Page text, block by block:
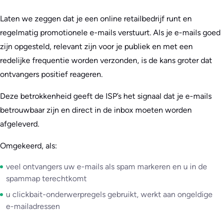
Laten we zeggen dat je een online retailbedrijf runt en
regelmatig promotionele e-mails verstuurt. Als je e-mails goed
zijn opgesteld, relevant zijn voor je publiek en met een
redelijke frequentie worden verzonden, is de kans groter dat
ontvangers positief reageren.
Deze betrokkenheid geeft de ISP’s het signaal dat je e-mails
betrouwbaar zijn en direct in de inbox moeten worden
afgeleverd.
Omgekeerd, als:
veel ontvangers uw e-mails als spam markeren en u in de
spammap terechtkomt
u clickbait-onderwerpregels gebruikt, werkt aan ongeldige
e-mailadressen